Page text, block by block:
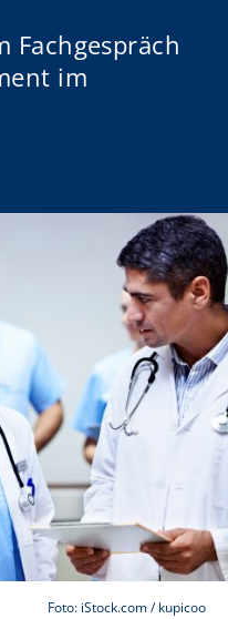
Fachgespräch
im
Foto: iStock.com / kupicoo